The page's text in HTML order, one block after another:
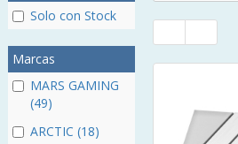
Solo con Stock
Marcas
MARS GAMING
(49)
ARCTIC (18)